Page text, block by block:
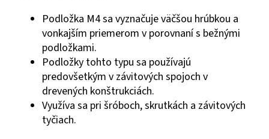
Podložka M4 sa vyznačuje väčšou hrúbkou a
vonkajším priemerom v porovnaní s bežnými
podložkami.
Podložky tohto typu sa používajú
predovšetkým v závitových spojoch v
drevených konštrukciách.
Využíva sa pri šróboch, skrutkách a závitových
tyčiach.